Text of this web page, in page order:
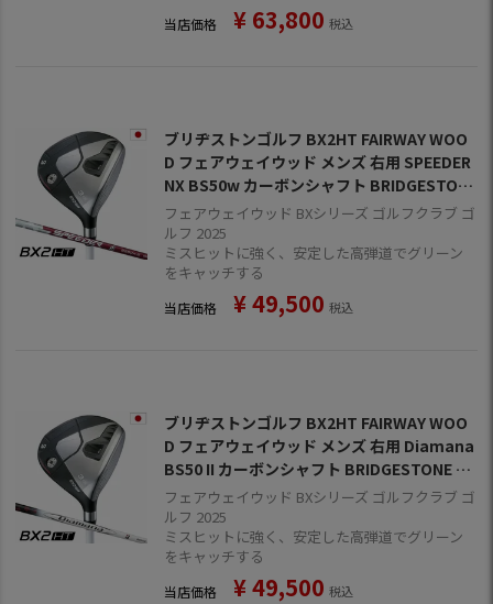
当店価格 ¥ 63,800 税込
ブリヂストンゴルフ BX2HT FAIRWAY WOO
D フェアウェイウッド メンズ 右用 SPEEDER
NX BS50w カーボンシャフト BRIDGESTON
E GOLF 日本正規品 2025年モデル
フェアウェイウッド BXシリーズ ゴルフクラブ ゴ
ルフ 2025
ミスヒットに強く、安定した高弾道でグリーン
をキャッチする
当店価格 ¥49,500 税込
ブリヂストンゴルフ BX2HT FAIRWAY WOO
D フェアウェイウッド メンズ 右用 Diamana
BS50 II カーボンシャフト BRIDGESTONE G
OLF 日本正規品 2025年モデル
フェアウェイウッド BXシリーズ ゴルフクラブ ゴ
ルフ 2025
ミスヒットに強く、安定した高弾道でグリーン
をキャッチする
当店価格 ¥49,500 税込